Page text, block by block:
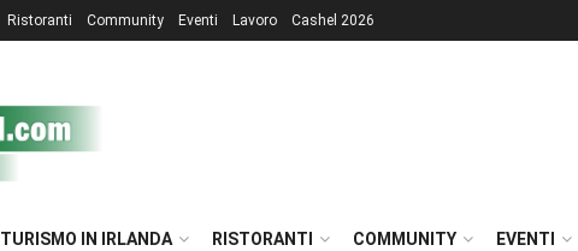
Ristoranti Community Eventi Lavoro Cashel 2026
TURISMO IN IRLANDA RISTORANTI COMMUNITY EVENTI